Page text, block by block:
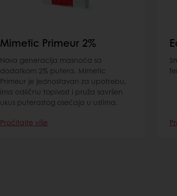
Mimetic Primeur 2%
Nova generacija masnoća sa
dodatkom 2% putera. Mimetic
Primeur je jednostavan za upotrebu,
ima odličnu topivost i pruža savršen
ukus puterastog osećaja u ustima.
Pročitajte više